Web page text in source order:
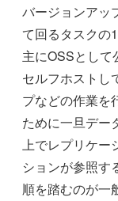
バージョンアッ
て回るタスクの
主にOSSとし
セルフホストし
プなどの作業を
ために一旦デー
上でレプリケー
ションが参照す
順を踏むのが一